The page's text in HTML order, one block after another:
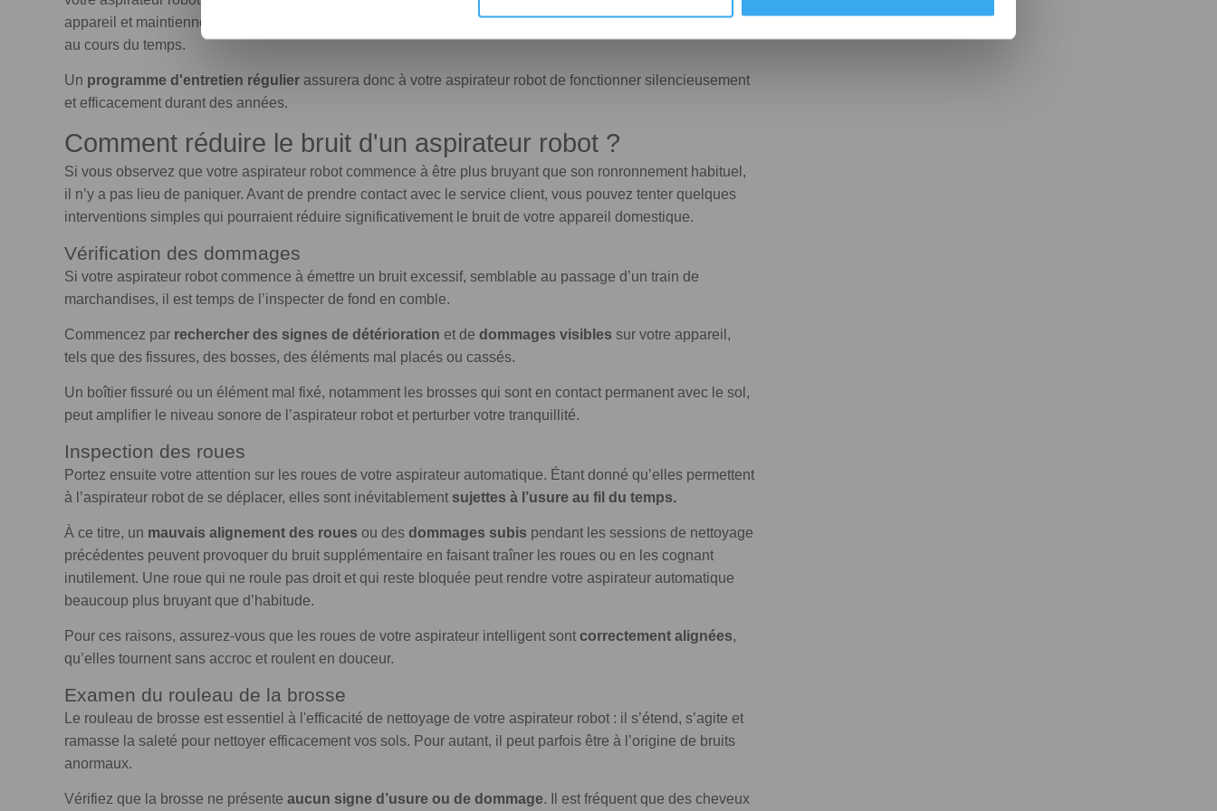
appareil et maintiennent son efficacité. Ainsi, négliger ces tâches peut rendre votre aspirateur plus bruyant
au cours du temps.
Un programme d'entretien régulier assurera donc à votre aspirateur robot de fonctionner silencieusement
et efficacement durant des années.
Comment réduire le bruit d'un aspirateur robot ?
Si vous observez que votre aspirateur robot commence à être plus bruyant que son ronronnement habituel,
il n’y a pas lieu de paniquer. Avant de prendre contact avec le service client, vous pouvez tenter quelques
interventions simples qui pourraient réduire significativement le bruit de votre appareil domestique.
Vérification des dommages
Si votre aspirateur robot commence à émettre un bruit excessif, semblable au passage d’un train de
marchandises, il est temps de l’inspecter de fond en comble.
Commencez par rechercher des signes de détérioration et de dommages visibles sur votre appareil,
tels que des fissures, des bosses, des éléments mal placés ou cassés.
Un boîtier fissuré ou un élément mal fixé, notamment les brosses qui sont en contact permanent avec le sol,
peut amplifier le niveau sonore de l’aspirateur robot et perturber votre tranquillité.
Inspection des roues
Portez ensuite votre attention sur les roues de votre aspirateur automatique. Étant donné qu’elles permettent
à l’aspirateur robot de se déplacer, elles sont inévitablement sujettes à l’usure au fil du temps.
À ce titre, un mauvais alignement des roues ou des dommages subis pendant les sessions de nettoyage
précédentes peuvent provoquer du bruit supplémentaire en faisant traîner les roues ou en les cognant
inutilement. Une roue qui ne roule pas droit et qui reste bloquée peut rendre votre aspirateur automatique
beaucoup plus bruyant que d’habitude.
Pour ces raisons, assurez-vous que les roues de votre aspirateur intelligent sont correctement alignées,
qu’elles tournent sans accroc et roulent en douceur.
Examen du rouleau de la brosse
Le rouleau de brosse est essentiel à l'efficacité de nettoyage de votre aspirateur robot : il s’étend, s’agite et
ramasse la saleté pour nettoyer efficacement vos sols. Pour autant, il peut parfois être à l’origine de bruits
anormaux.
Vérifiez que la brosse ne présente aucun signe d’usure ou de dommage. Il est fréquent que des cheveux